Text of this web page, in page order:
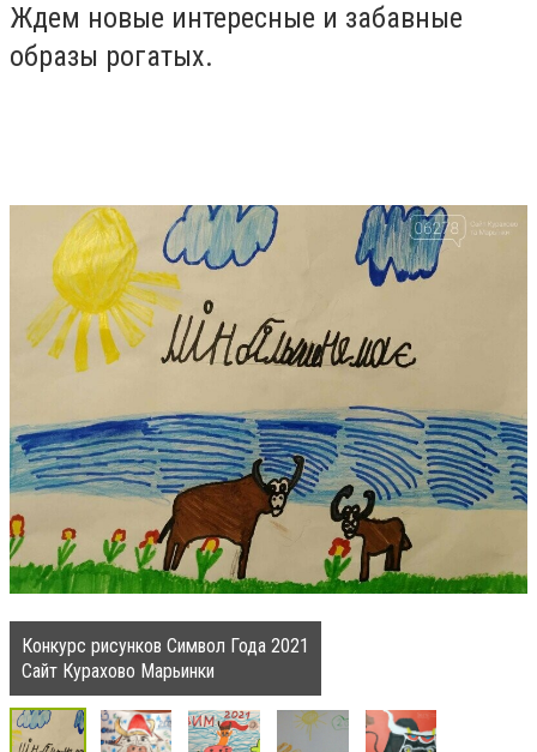
Ждем новые интересные и забавные
образы рогатых.
Конкурс рисунков Символ Года 2021
Сайт Курахово Марьинки